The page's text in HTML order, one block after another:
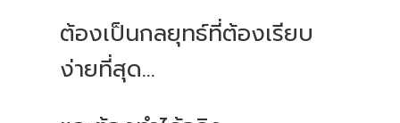
ต้องเป็นกลยุทธ์ที่ต้องเรียบ
ง่ายที่สุด...